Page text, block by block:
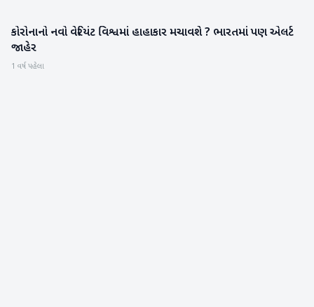
રાષ્ટ્રીય
કોરોનાનો નવો વેરિયંટ વિશ્વમાં હાહાકાર મચાવશે ? ભારતમાં પણ એલર્ટ
જાહેર
1 વર્ષ પહેલા